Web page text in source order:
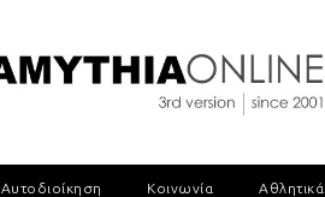
Αυτοδιοίκηση Κοινωνία Αθλητικά